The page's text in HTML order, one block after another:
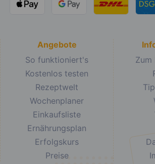
Angebote
So funktioniert's
Kostenlos testen
Rezeptwelt
Wochenplaner
Einkaufsliste
Ernährungsplan
Erfolgskurs
Preise
Zum